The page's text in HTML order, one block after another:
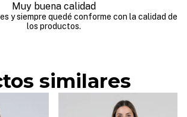
Muy buena calidad
y siempre quedé conforme con la calidad de
los productos.
similares